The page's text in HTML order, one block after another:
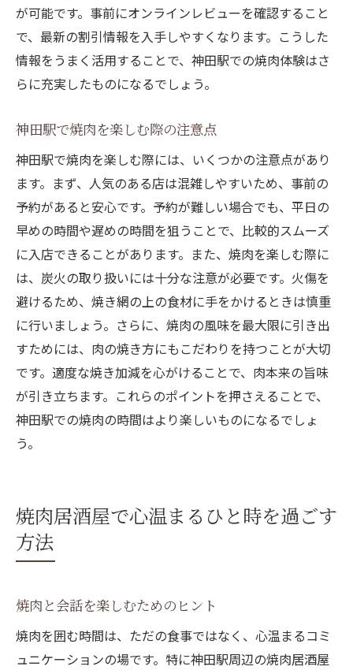
が可能です。事前にオンラインレビューを確認すること
で、最新の割引情報を入手しやすくなります。こうした
情報をうまく活用することで、神田駅での焼肉体験はさ
らに充実したものになるでしょう。
神田駅で焼肉を楽しむ際の注意点
神田駅で焼肉を楽しむ際には、いくつかの注意点があり
ます。まず、人気のある店は混雑しやすいため、事前の
予約があると安心です。予約が難しい場合でも、平日の
早めの時間や遅めの時間を狙うことで、比較的スムーズ
に入店できることがあります。また、焼肉を楽しむ際に
は、炭火の取り扱いには十分な注意が必要です。火傷を
避けるため、焼き網の上の食材に手をかけるときは慎重
に行いましょう。さらに、焼肉の風味を最大限に引き出
すためには、肉の焼き方にもこだわりを持つことが大切
です。適度な焼き加減を心がけることで、肉本来の旨味
が引き立ちます。これらのポイントを押さえることで、
神田駅での焼肉の時間はより楽しいものになるでしょ
う。
焼肉居酒屋で心温まるひと時を過ごす
方法
焼肉と会話を楽しむためのヒント
焼肉を囲む時間は、ただの食事ではなく、心温まるコミ
ュニケーションの場です。特に神田駅周辺の焼肉居酒屋